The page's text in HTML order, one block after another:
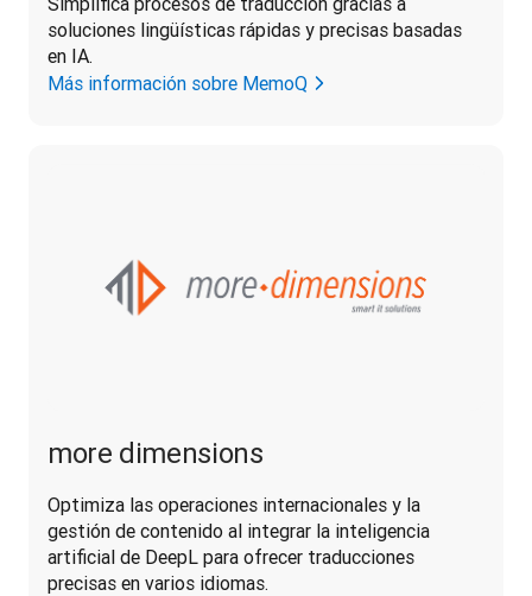
soluciones lingüísticas rápidas y precisas basadas
en IA.
Más información sobre MemoQ
more dimensions
Optimiza las operaciones internacionales y la
gestión de contenido al integrar la inteligencia
artificial de DeepL para ofrecer traducciones
precisas en varios idiomas.